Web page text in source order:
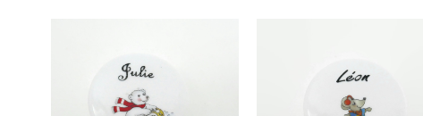
AJOUTER AU PANIER
AJOUTER AU PANIER